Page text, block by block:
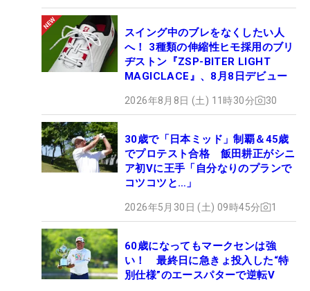
スイング中のブレをなくしたい人
へ！ 3種類の伸縮性ヒモ採用のブリ
ヂストン『ZSP-BITER LIGHT
MAGICLACE』、8月8日デビュー
2026年8月8日 (土) 11時30分 30
30歳で「日本ミッド」制覇＆45歳
でプロテスト合格 飯田耕正がシニ
ア初Vに王手「自分なりのプランで
コツコツと…」
2026年5月30日 (土) 09時45分 1
60歳になってもマークセンは強
い！ 最終日に急きょ投入した“特
別仕様”のエースパターで逆転V